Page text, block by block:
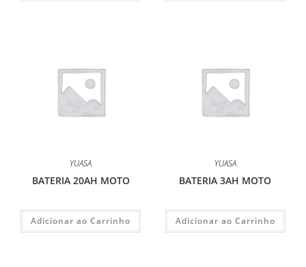
YUASA
BATERIA 20AH MOTO
Adicionar ao Carrinho
YUASA
BATERIA 3AH MOTO
Adicionar ao Carrinho